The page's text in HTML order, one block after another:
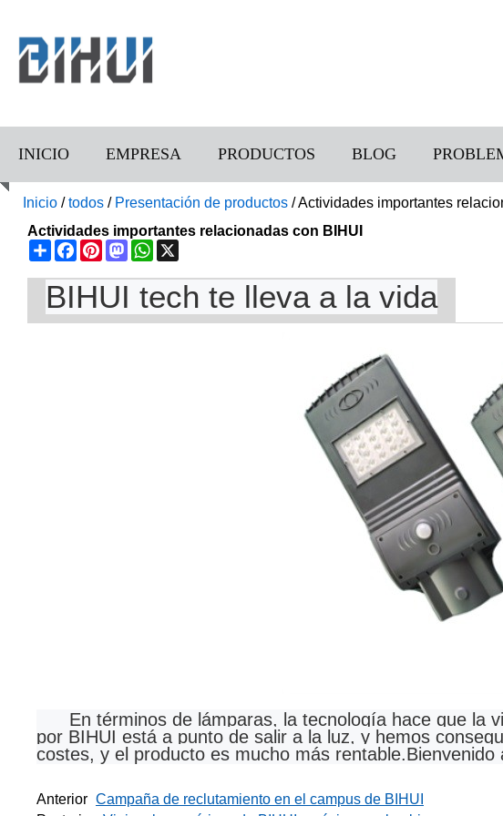
INICIO EMPRESA PRODUCTOS BLOG
Inicio /todos / Presentación de productos /Actividades importantes
Actividades importantes relacionadas con BIHUI
ShareFacebook
PinterestMastodonWhatsApp
BIHUI tech te lleva a la vida
En términos de lámparas, la tecnología hace que la
por BIHUI está a punto de salir a la luz, y hemos
costes, y el producto es mucho más
Anterior Campaña de reclutamiento en el campus de BIHUI